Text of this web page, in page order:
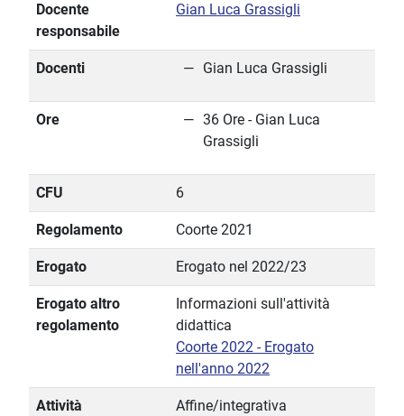
Docente
responsabile
Gian Luca Grassigli
Docenti Gian Luca Grassigli
Ore
36 Ore - Gian Luca
Grassigli
CFU 6
Regolamento Coorte 2021
Erogato Erogato nel 2022/23
Erogato altro
regolamento
Informazioni sull'attività
didattica
Coorte 2022 - Erogato
nell'anno 2022
Attività Affine/integrativa